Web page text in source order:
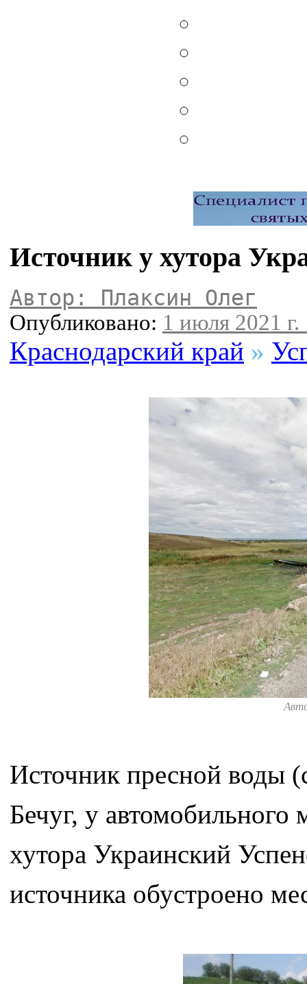
Источник у хутора
Автор: Плаксин Олег
Опубликовано: 1 июля 2021 г.
Краснодарский край »
Источник пресной воды
Бечуг, у автомобильного
хутора Украинский
источника обустроено